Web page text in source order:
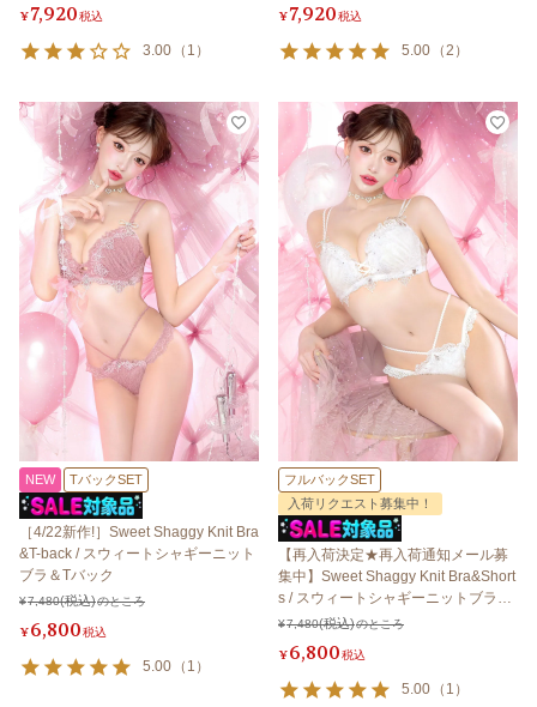
¥7,920税込
3.00 （ 1 ）
¥7,920税込
5.00 （2 ）
NEW TバックSET
［4/22新作!］Sweet Shaggy Knit Bra
&T-back / スウィートシャギーニット
ブラ＆Tバック
¥7,480 のところ
¥6,800税込
5.00 （ 1 ）
フルバックSET
入荷リクエスト募集中！
【再入荷決定★再入荷通知メール募
集中】Sweet Shaggy Knit Bra&Short
s / スウィートシャギーニットブラ＆
ショーツ
¥7,480 のところ
¥6,800税込
5.00 （ 1 ）